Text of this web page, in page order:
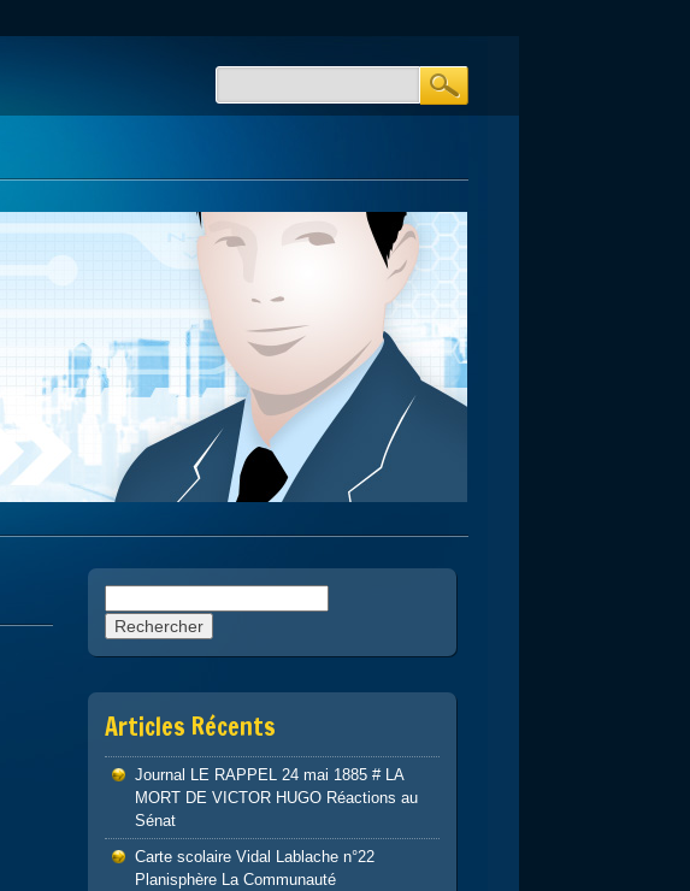
Articles Récents
Journal LE RAPPEL 24 mai 1885 # LA
MORT DE VICTOR HUGO Réactions au
Sénat
Carte scolaire Vidal Lablache n°22
Planisphère La Communauté